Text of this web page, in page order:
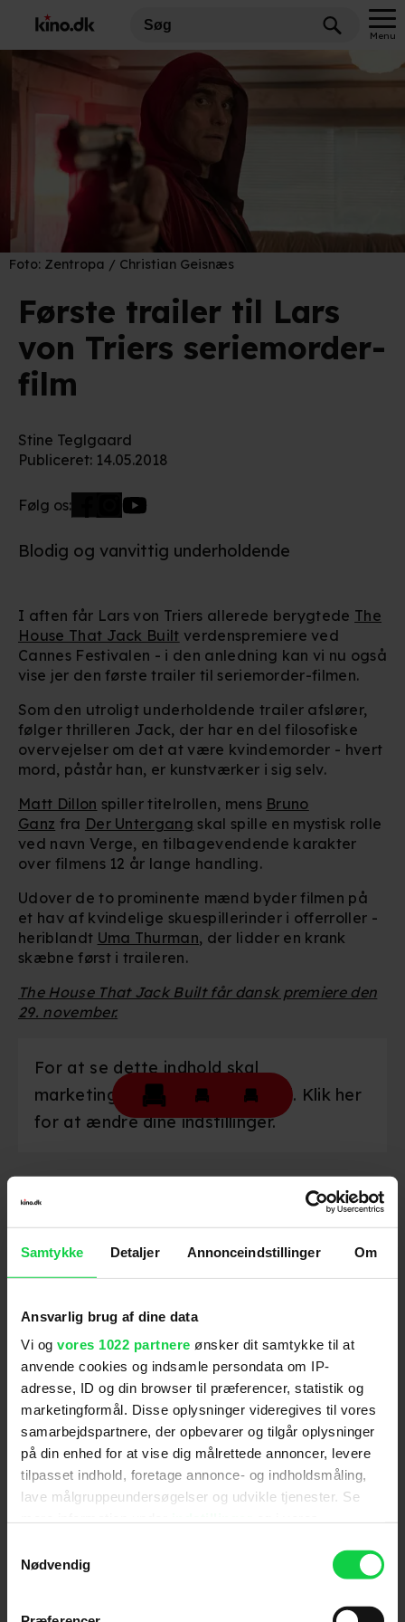
Samtykke Detaljer Annonceindstillinger Om
Ansvarlig brug af dine data
Vi og vores 1022 partnere ønsker dit samtykke til at
anvende cookies og indsamle persondata om IP-
adresse, ID og din browser til præferencer, statistik og
marketingformål. Disse oplysninger videregives til vores
samarbejdspartnere, der opbevarer og tilgår oplysninger
på din enhed for at vise dig målrettede annoncer, levere
tilpasset indhold, foretage annonce- og indholdsmåling,
lave målgruppeundersøgelser og udvikle tjenester. Se
tilbage eller ændre indstillinger fra vores
"Cookiedeklaration", eller ved at trykke på "Privacy
Nødvendig
Menu
Foto: Zentropa / Christian Geisnæs
Første trailer til Lars
von Triers seriemorder-
film
Stine Teglgaard
Publiceret: 14.05.2018
Følg os:
Blodig og vanvittig underholdende
I aften får Lars von Triers allerede berygtede The
House That Jack Built verdenspremiere ved
Cannes Festivalen - i den anledning kan vi nu også
vise jer den første trailer til seriemorder-filmen.
Som den utroligt underholdende trailer afslører,
følger thrilleren Jack, der har en del filosofiske
overvejelser om det at være kvindemorder - hvert
mord, påstår han, er kunstværker i sig selv.
Matt Dillon spiller titelrollen, mens Bruno
Ganz fra Der Untergang skal spille en mystisk rolle
ved navn Verge, en tilbagevendende karakter
over filmens 12 år lange handling.
Udover de to prominente mænd byder filmen på
et hav af kvindelige skuespillerinder i offerroller -
heriblandt Uma Thurman, der lidder en krank
skæbne først i traileren.
The House That Jack Built får dansk premiere den
29. november.
For at se dette indhold skal
marketingcookies være slået til. Klik her
for at ændre dine indstillinger.
samt film- og serietips:
Mest læste nyheder
danske anmeldere: "Jeg